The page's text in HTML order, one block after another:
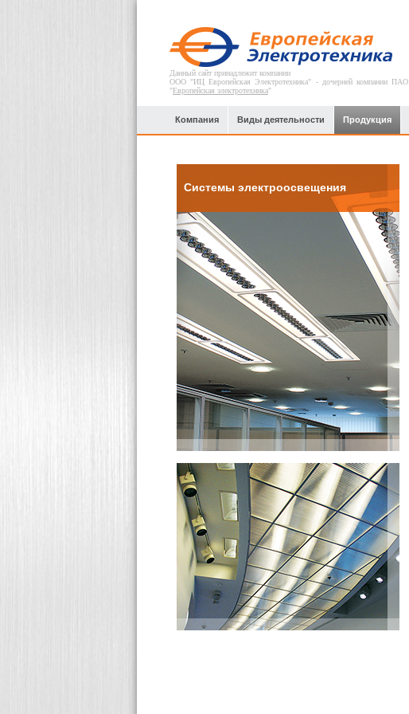
Данный сайт принадлежит компании
ООО "ИЦ Европейская Электротехника" - дочерней компании ПАО
"Европейская электротехника"
Компания Виды деятельности Продукция
Системы электроосвещения